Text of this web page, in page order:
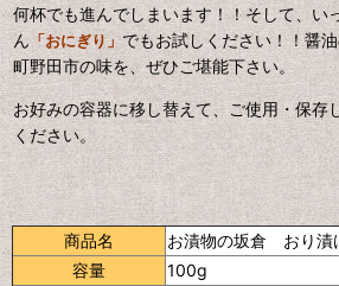
何杯でも進んでしまいます！！そして、い
ん「おにぎり」でもお試しください！！醤
町野田市の味を、ぜひご堪能下さい。
お好みの容器に移し替えて、ご使用・保存
ください。
商品名
お漬物の坂倉 おり漬
容量
100g